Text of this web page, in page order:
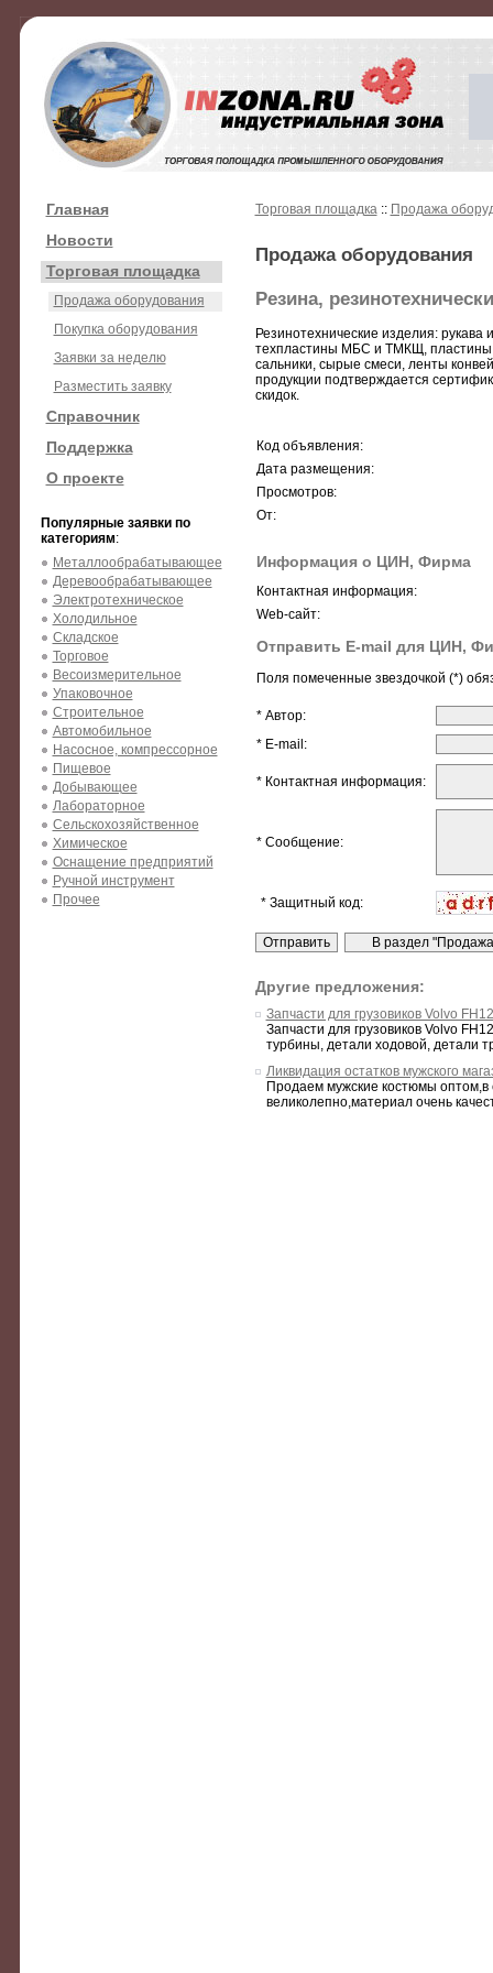
Главная
Новости
Торговая площадка
Продажа оборудования
Покупка оборудования
Заявки за неделю
Разместить заявку
Справочник
Поддержка
О проекте
Популярные заявки по
категориям:
Металлообрабатывающее
Деревообрабатывающее
Электротехническое
Холодильное
Складское
Торговое
Весоизмерительное
Упаковочное
Строительное
Автомобильное
Насосное, компрессорное
Пищевое
Добывающее
Лабораторное
Сельскохозяйственное
Химическое
Оснащение предприятий
Ручной инструмент
Прочее
Торговая площадка:: Продажа
Продажа оборудования
Резина,
Резинотехнические изделия:
техпластины МБС и ТМКЩ, пластины
сальники, сырые смеси, ленты
продукции подтверждается
скидок.
Код объявления:
Дата размещения:
Просмотров:
От:
Информация о ЦИН, Фирма
Контактная информация:
Web-сайт:
Отправить E-mail для ЦИН,
Поля помеченные звездочкой (*)
* Автор:
* E-mail:
* Контактная информация:
* Сообщение:
* Защитный код:
Другие предложения:
Запчасти для грузовиков Volvo
Запчасти для грузовиков Volvo
турбины, детали ходовой, детали
Ликвидация остатков мужского
Продаем мужские костюмы
великолепно,материал очень